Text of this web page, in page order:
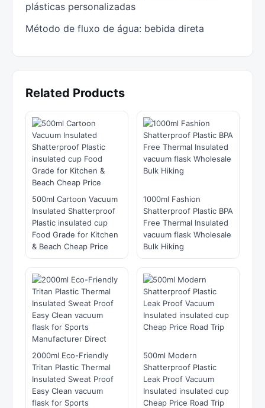
plásticas personalizadas
Método de fluxo de água: bebida direta
Related Products
500ml Cartoon Vacuum
Insulated Shatterproof
Plastic insulated cup
Food Grade for Kitchen
& Beach Cheap Price
1000ml Fashion
Shatterproof Plastic BPA
Free Thermal Insulated
vacuum flask Wholesale
Bulk Hiking
2000ml Eco-Friendly
Tritan Plastic Thermal
Insulated Sweat Proof
Easy Clean vacuum
flask for Sports
500ml Modern
Shatterproof Plastic
Leak Proof Vacuum
Insulated insulated cup
Cheap Price Road Trip